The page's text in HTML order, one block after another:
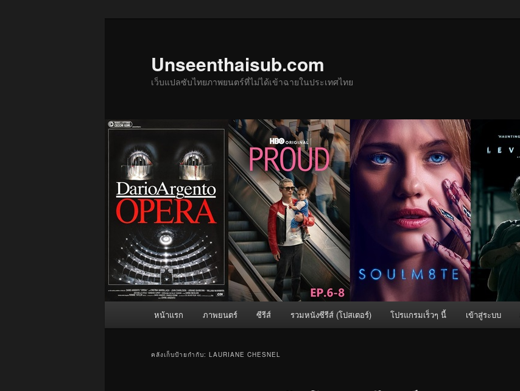
Unseenthaisub.com
เว็บแปลซับไทยภาพยนตร์ที่ไม่ได้เข้าฉายในประเทศไทย
หน้าแรก ภาพยนตร์ ซีรีส์ รวมหนังซีรีส์ (โปสเตอร์) โปรแกรมเร็วๆ นี้ เข้าสู่ระบบ
คลังเก็บป้ายกำกับ: LAURIANE CHESNEL